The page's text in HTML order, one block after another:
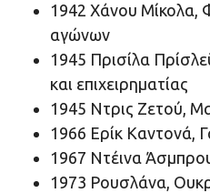
1942 Χάνου Μίκολα,
αγώνων
1945 Πρισίλα
και επιχειρηματίας
1945 Ντρις Ζετού,
1966 Ερίκ Καντονά,
1967 Ντέινα
1973 Ρουσλάνα,